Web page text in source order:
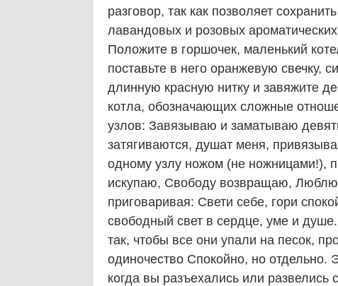
разговор, так как позволяет
лавандовых и розовых
Положите в горшочек, маленький
поставьте в него оранжевую свечку,
длинную красную нитку и завяжите
котла, обозначающих сложные
узлов: Завязываю и заматываю
затягиваются, душат меня,
одному узлу ножом (не ножницами!),
искупаю, Свободу возвращаю,
приговаривая: Свети себе, гори
свободный свет в сердце, уме и
так, чтобы все они упали на песок,
одиночество Спокойно, но отдельно.
когда вы разъехались или